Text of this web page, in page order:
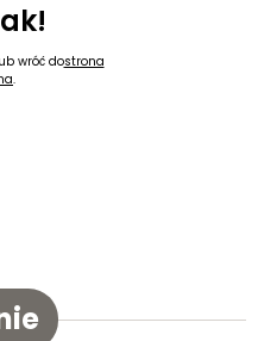
wróć dostrona
.